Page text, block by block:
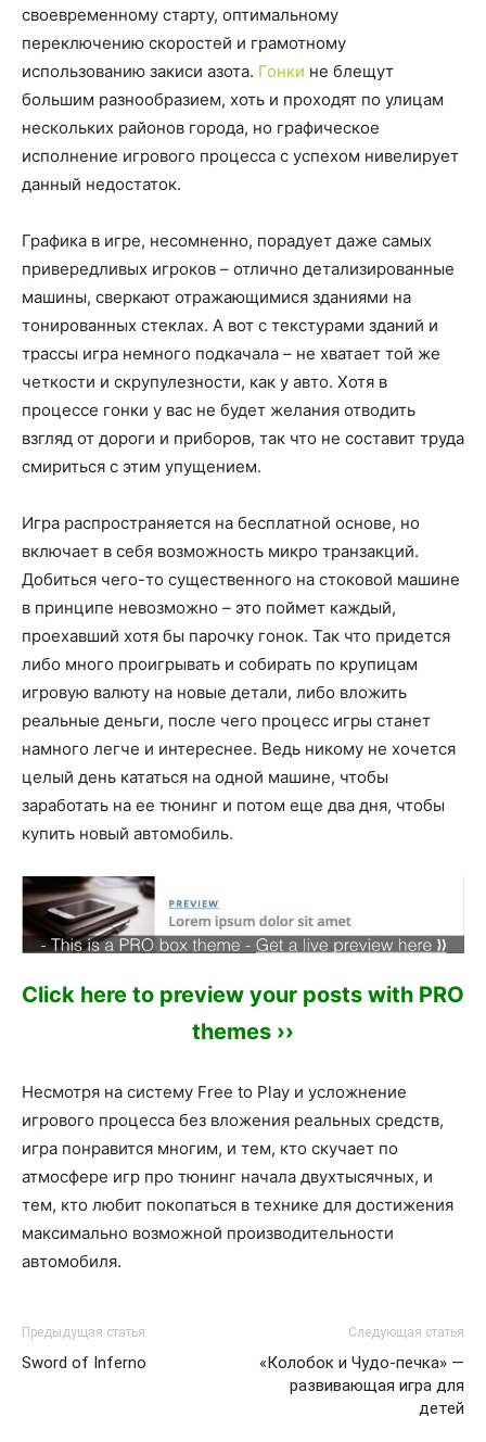
своевременному старту, оптимальному
переключению скоростей и грамотному
использованию закиси азота. Гонки не блещут
большим разнообразием, хоть и проходят по улицам
нескольких районов города, но графическое
исполнение игрового процесса с успехом нивелирует
данный недостаток.
Графика в игре, несомненно, порадует даже самых
привередливых игроков – отлично детализированные
машины, сверкают отражающимися зданиями на
тонированных стеклах. А вот с текстурами зданий и
трассы игра немного подкачала – не хватает той же
четкости и скрупулезности, как у авто. Хотя в
процессе гонки у вас не будет желания отводить
взгляд от дороги и приборов, так что не составит труда
смириться с этим упущением.
Игра распространяется на бесплатной основе, но
включает в себя возможность микро транзакций.
Добиться чего-то существенного на стоковой машине
в принципе невозможно – это поймет каждый,
проехавший хотя бы парочку гонок. Так что придется
либо много проигрывать и собирать по крупицам
игровую валюту на новые детали, либо вложить
реальные деньги, после чего процесс игры станет
намного легче и интереснее. Ведь никому не хочется
целый день кататься на одной машине, чтобы
заработать на ее тюнинг и потом еще два дня, чтобы
купить новый автомобиль.
Click here to preview your posts with PRO
themes ››
Несмотря на систему Free to Play и усложнение
игрового процесса без вложения реальных средств,
игра понравится многим, и тем, кто скучает по
атмосфере игр про тюнинг начала двухтысячных, и
тем, кто любит покопаться в технике для достижения
максимально возможной производительности
автомобиля.
Предыдущая статья
Sword of Inferno
Следующая статья
«Колобок и Чудо-печка» —
развивающая игра для
детей